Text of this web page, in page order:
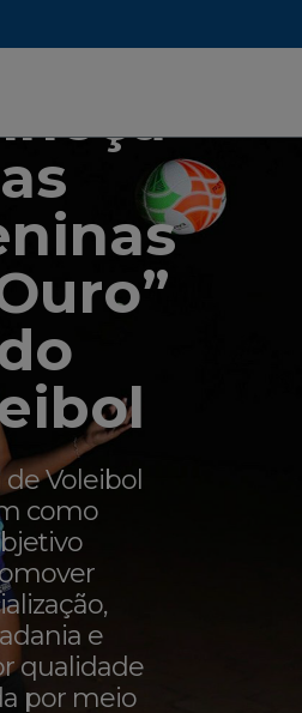
as
de Voleibol
como
e
qualidade
por meio